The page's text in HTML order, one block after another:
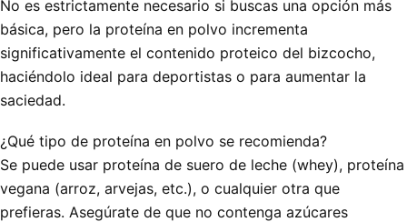
No es estrictamente necesario si buscas una opción más
básica, pero la proteína en polvo incrementa
significativamente el contenido proteico del bizcocho,
haciéndolo ideal para deportistas o para aumentar la
saciedad.
¿Qué tipo de proteína en polvo se recomienda?
Se puede usar proteína de suero de leche (whey), proteína
vegana (arroz, arvejas, etc.), o cualquier otra que
prefieras. Asegúrate de que no contenga azúcares